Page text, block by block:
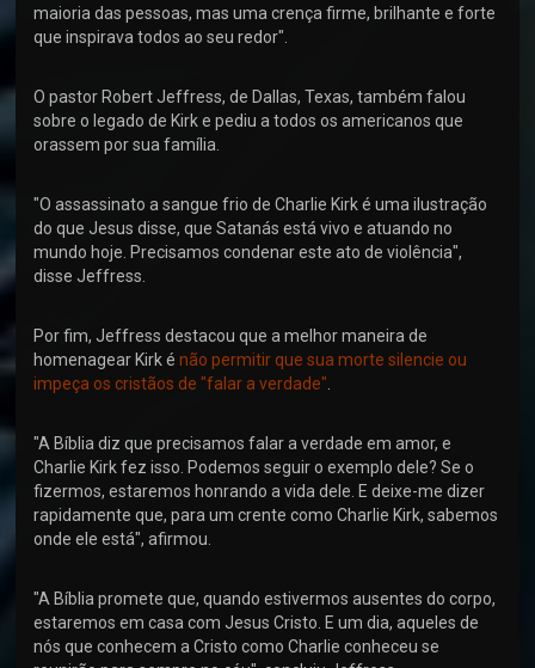
maioria das pessoas, mas uma crença firme, brilhante e forte
que inspirava todos ao seu redor".
O pastor Robert Jeffress, de Dallas, Texas, também falou
sobre o legado de Kirk e pediu a todos os americanos que
orassem por sua família.
"O assassinato a sangue frio de Charlie Kirk é uma ilustração
do que Jesus disse, que Satanás está vivo e atuando no
mundo hoje. Precisamos condenar este ato de violência",
disse Jeffress.
Por fim, Jeffress destacou que a melhor maneira de
homenagear Kirk énão permitir que sua morte silencie ou
impeça os cristãos de "falar a verdade"
"A Bíblia diz que precisamos falar a verdade em amor, e
Charlie Kirk fez isso. Podemos seguir o exemplo dele? Se o
fizermos, estaremos honrando a vida dele. E deixe-me dizer
rapidamente que, para um crente como Charlie Kirk, sabemos
onde ele está", afirmou.
"A Bíblia promete que, quando estivermos ausentes do corpo,
estaremos em casa com Jesus Cristo. E um dia, aqueles de
nós que conhecem a Cristo como Charlie conheceu se